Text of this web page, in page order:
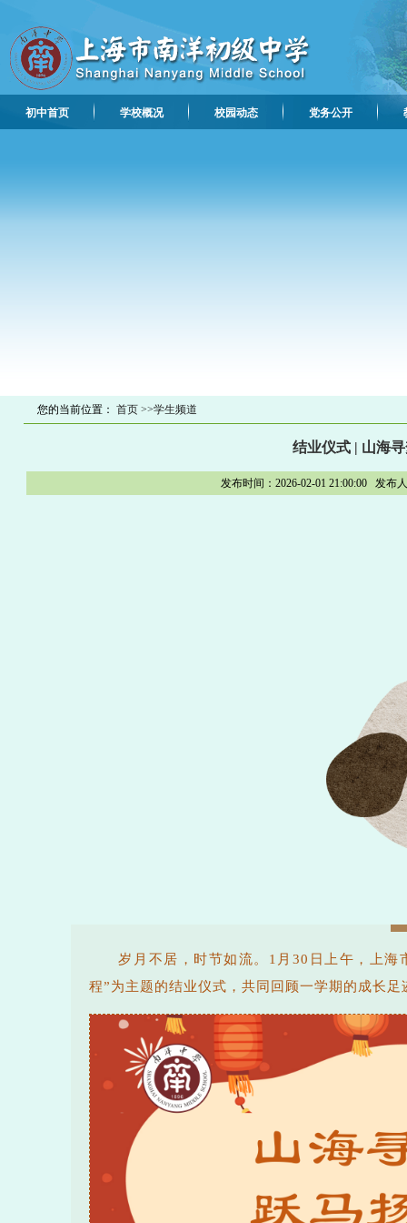
初中首页 学校概况 校园动态 党务公开
您的当前位置：首页 >>学生频道
结业仪式 | 山海
发布时间：2026-02-01 21:00:00 发
岁月不居，时节如流。1月30日上午，上
程”为主题的结业仪式，共同回顾一学期的成长